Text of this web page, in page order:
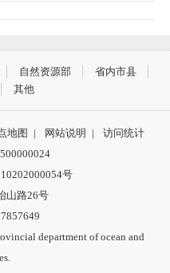
自然资源部
省内市县
其他
地图 | 网站说明 |
访问统计
号
山路26号
department of ocean and